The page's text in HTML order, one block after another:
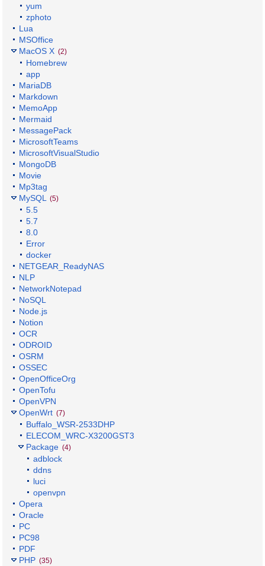
yum
zphoto
Lua
MSOffice
MacOS X (2)
Homebrew
app
MariaDB
Markdown
MemoApp
Mermaid
MessagePack
MicrosoftTeams
MicrosoftVisualStudio
MongoDB
Movie
Mp3tag
MySQL
(5)
5.5
5.7
8.0
Error
docker
NETGEAR_ReadyNAS
NLP
NetworkNotepad
NoSQL
Node.js
Notion
OCR
ODROID
OSRM
OSSEC
OpenOfficeOrg
OpenTofu
OpenVPN
OpenWrt (7)
Buffalo_WSR-2533DHP
ELECOM_WRC-X3200GST3
Package (4)
adblock
ddns
luci
openvpn
Opera
Oracle
PC
PC98
PDF
PHP (35)